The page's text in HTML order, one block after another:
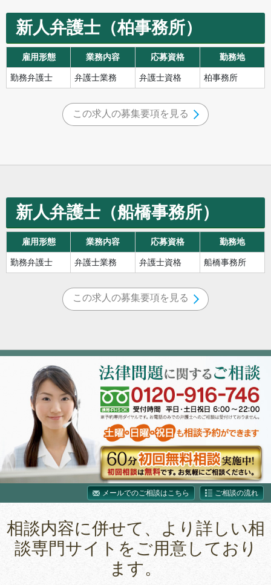
新人弁護士（柏事務所）
雇用形態 業務内容 応募資格 勤務地
勤務弁護士 弁護士業務 弁護士資格 柏事務所
この求人の募集要項を見る
新人弁護士（船橋事務所）
雇用形態 業務内容 応募資格 勤務地
勤務弁護士 弁護士業務 弁護士資格 船橋事務所
この求人の募集要項を見る
メールでのご相談はこちら ご相談の流れ
相談内容に併せて、より詳しい相
談専門サイトをご用意しており
ます。